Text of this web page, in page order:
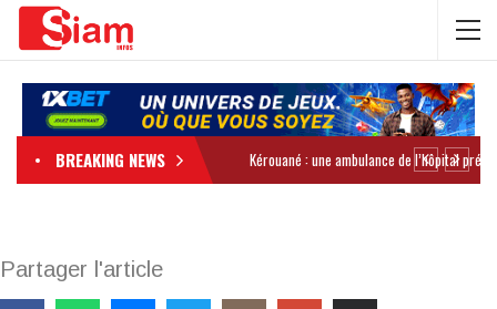
BREAKING NEWS
Partager l'article